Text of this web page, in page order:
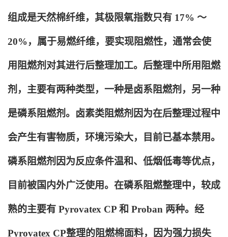
组成是天然棉纤维，其极限氧指数只有 17% ～
20%，属于易燃纤维，要实现阻燃性，通常会使
用阻燃剂对其进行后整理加工。后整理中所用阻燃
剂，主要有两种类型，一种是卤系阻燃剂，另一种
是磷系阻燃剂。卤素类阻燃剂因为在后整理过程中
会产生有害物质，环境污染大，目前已基本禁用。
磷系阻燃剂因为反应条件温和、低烟低毒等优点，
目前被国内外广泛使用。在磷系阻燃整理中，较成
熟的主要有 Pyrovatex CP 和 Proban 两种。经
Pyrovatex CP整理的阻燃棉面料，因为强力损失